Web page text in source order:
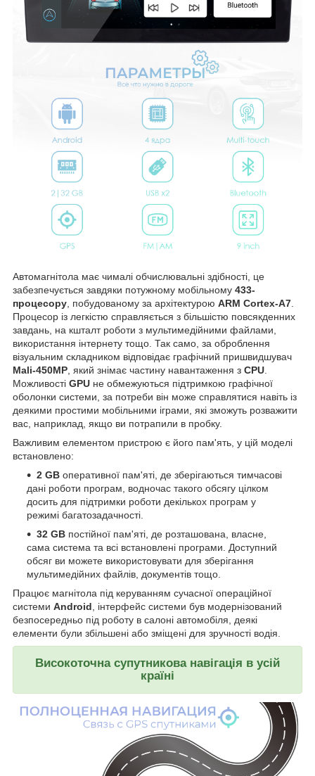
Автомагнітола має чималі обчислювальні здібності, це
забезпечується завдяки потужному мобільному 433-
процесору , побудованому за архітектурою ARM Cortex-A7
Процесор із легкістю справляється з більшістю повсякденних
завдань, на кшталт роботи з мультимедійними файлами,
використання інтернету тощо. Так само, за оброблення
візуальним складником відповідає графічний пришвидшувач
Mali-450MP , який знімає частину навантаження з CPU
Можливості GPU не обмежуються підтримкою графічної
оболонки системи, за потреби він може справлятися навіть із
деякими простими мобільними іграми, які зможуть розважити
вас, наприклад, якщо ви потрапили в пробку.
Важливим елементом пристрою є його пам'ять, у цій моделі
встановлено:
2 GB оперативної пам'яті, де зберігаються тимчасові
дані роботи програм, водночас такого обсягу цілком
досить для підтримки роботи декількох програм у
режимі багатозадачності.
32 GB постійної пам'яті, де розташована, власне,
сама система та всі встановлені програми. Доступний
обсяг ви можете використовувати для зберігання
мультимедійних файлів, документів тощо.
Працює магнітола під керуванням сучасної операційної
системи Android , інтерфейс системи був модернізований
безпосередньо під роботу в салоні автомобіля, деякі
елементи були збільшені або зміщені для зручності водія.
Високоточна супутникова навігація в усій
країні